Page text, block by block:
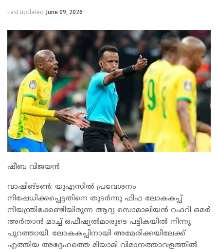
Last updated June 09, 2026
ഷീബ വിജയൻ
വാഷിങ്ടൺ: യുഎസിൽ പ്രവേശനം
നിഷേധിക്കപ്പെട്ടതിനെ തുടർന്നു ഫിഫ ലോകകപ്പ്
നിയന്ത്രിക്കേണ്ടിയിരുന്ന ആദ്യ സൊമാലിയൻ റഫറി ഒമർ
അർതാൻ മാച്ച് ഒഫീഷ്യൽമാരുടെ പട്ടികയിൽ നിന്നു
പുറത്തായി. ലോകകപ്പിനായി അമേരിക്കയില‍േക്ക്
എത്തിയ അദ്ദേഹത്തെ മിയാമി വിമാനത്താവളത്തിൽ